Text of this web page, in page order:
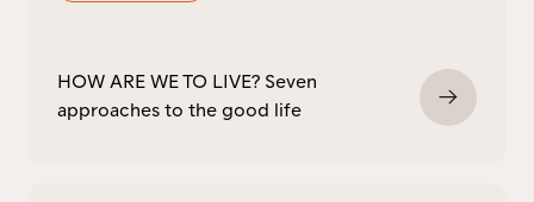
HOW ARE WE TO LIVE? Seven
approaches to the good life